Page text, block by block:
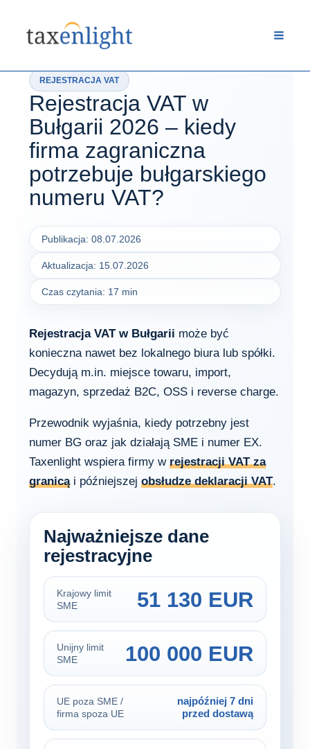
REJESTRACJA VAT
Rejestracja VAT w
Bułgarii 2026 – kiedy
firma zagraniczna
potrzebuje bułgarskiego
numeru VAT?
Publikacja: 08.07.2026
Aktualizacja: 15.07.2026
Czas czytania: 17 min
Rejestracja VAT w Bułgarii może być
konieczna nawet bez lokalnego biura lub spółki.
Decydują m.in. miejsce towaru, import,
magazyn, sprzedaż B2C, OSS i reverse charge.
Przewodnik wyjaśnia, kiedy potrzebny jest
numer BG oraz jak działają SME i numer EX.
Taxenlight wspiera firmy w rejestracji VAT za
granicąi późniejszej obsłudze deklaracji VAT.
Najważniejsze dane
rejestracyjne
Krajowy limit
SME
51 130 EUR
Unijny limit
SME
100 000 EUR
UE poza SME /
firma spoza UE
najpóźniej 7 dni
przed dostawą